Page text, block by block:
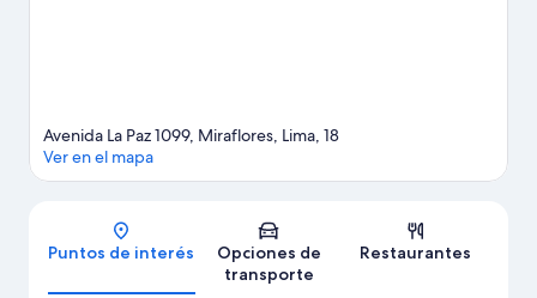
Mapa
Avenida La Paz 1099, Miraflores, Lima, 18
Ver en el mapa
Puntos de interés
Opciones de
transporte
Restaurantes